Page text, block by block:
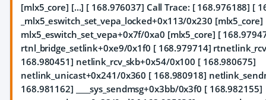
[mlx5_core] [...] [ 168.976037] Call Trace: [ 168.976188] [
_mlx5_eswitch_set_vepa_locked+0x113/0x230
mlx5_eswitch_set_vepa+0x7f/0xa0 [mlx5_core] [
rtnl_bridge_setlink+0xe9/0x1f0 [ 168.979714]
168.980451] netlink_rcv_skb+0x54/0x100 [ 168.980675]
netlink_unicast+0x241/0x360 [ 168.980918]
168.981162] ____sys_sendmsg+0x3bb/0x3f0 [ 168.982155]